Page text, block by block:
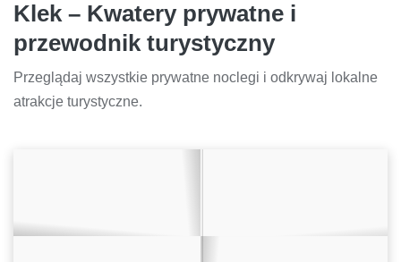
Klek – Kwatery prywatne i
przewodnik turystyczny
Przeglądaj wszystkie prywatne noclegi i odkrywaj lokalne
atrakcje turystyczne.